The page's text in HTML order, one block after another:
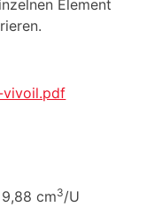
Element
vivoil.pdf
cm3/U